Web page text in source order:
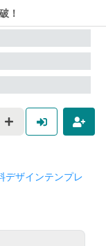
！
デザインテンプレ